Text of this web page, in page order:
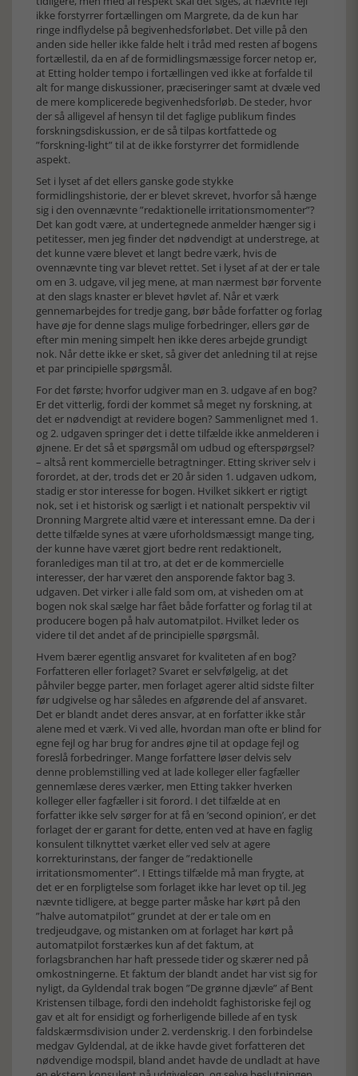
ikke forstyrrer fortællingen om Margrete, da de kun har
ringe indflydelse på begivenhedsforløbet. Det ville på den
anden side heller ikke falde helt i tråd med resten af bogens
fortællestil, da en af de formidlingsmæssige forcer netop er,
at Etting holder tempo i fortællingen ved ikke at forfalde til
alt for mange diskussioner, præciseringer samt at dvæle ved
de mere komplicerede begivenhedsforløb. De steder, hvor
der så alligevel af hensyn til det faglige publikum findes
forskningsdiskussion, er de så tilpas kortfattede og
”forskning-light” til at de ikke forstyrrer det formidlende
aspekt.
Set i lyset af det ellers ganske gode stykke
formidlingshistorie, der er blevet skrevet, hvorfor så hænge
sig i den ovennævnte ”redaktionelle irritationsmomenter”?
Det kan godt være, at undertegnede anmelder hænger sig i
petitesser, men jeg finder det nødvendigt at understrege, at
det kunne være blevet et langt bedre værk, hvis de
ovennævnte ting var blevet rettet. Set i lyset af at der er tale
om en 3. udgave, vil jeg mene, at man nærmest bør forvente
at den slags knaster er blevet høvlet af. Når et værk
gennemarbejdes for tredje gang, bør både forfatter og forlag
have øje for denne slags mulige forbedringer, ellers gør de
efter min mening simpelt hen ikke deres arbejde grundigt
nok. Når dette ikke er sket, så giver det anledning til at rejse
et par principielle spørgsmål.
For det første; hvorfor udgiver man en 3. udgave af en bog?
Er det vitterlig, fordi der kommet så meget ny forskning, at
det er nødvendigt at revidere bogen? Sammenlignet med 1.
og 2. udgaven springer det i dette tilfælde ikke anmelderen i
øjnene. Er det så et spørgsmål om udbud og efterspørgsel?
– altså rent kommercielle betragtninger. Etting skriver selv i
forordet, at der, trods det er 20 år siden 1. udgaven udkom,
stadig er stor interesse for bogen. Hvilket sikkert er rigtigt
nok, set i et historisk og særligt i et nationalt perspektiv vil
Dronning Margrete altid være et interessant emne. Da der i
dette tilfælde synes at være uforholdsmæssigt mange ting,
der kunne have været gjort bedre rent redaktionelt,
foranlediges man til at tro, at det er de kommercielle
interesser, der har været den ansporende faktor bag 3.
udgaven. Det virker i alle fald som om, at visheden om at
bogen nok skal sælge har fået både forfatter og forlag til at
producere bogen på halv automatpilot. Hvilket leder os
videre til det andet af de principielle spørgsmål.
Hvem bærer egentlig ansvaret for kvaliteten af en bog?
Forfatteren eller forlaget? Svaret er selvfølgelig, at det
påhviler begge parter, men forlaget agerer altid sidste filter
før udgivelse og har således en afgørende del af ansvaret.
Det er blandt andet deres ansvar, at en forfatter ikke står
alene med et værk. Vi ved alle, hvordan man ofte er blind for
egne fejl og har brug for andres øjne til at opdage fejl og
foreslå forbedringer. Mange forfattere løser delvis selv
denne problemstilling ved at lade kolleger eller fagfæller
gennemlæse deres værker, men Etting takker hverken
kolleger eller fagfæller i sit forord. I det tilfælde at en
forfatter ikke selv sørger for at få en ’second opinion’, er det
forlaget der er garant for dette, enten ved at have en faglig
konsulent tilknyttet værket eller ved selv at agere
korrekturinstans, der fanger de ”redaktionelle
irritationsmomenter”. I Ettings tilfælde må man frygte, at
det er en forpligtelse som forlaget ikke har levet op til. Jeg
nævnte tidligere, at begge parter måske har kørt på den
”halve automatpilot” grundet at der er tale om en
tredjeudgave, og mistanken om at forlaget har kørt på
automatpilot forstærkes kun af det faktum, at
forlagsbranchen har haft pressede tider og skærer ned på
omkostningerne. Et faktum der blandt andet har vist sig for
nyligt, da Gyldendal trak bogen ”De grønne djævle” af Bent
Kristensen tilbage, fordi den indeholdt faghistoriske fejl og
gav et alt for ensidigt og forherligende billede af en tysk
faldskærmsdivision under 2. verdenskrig. I den forbindelse
medgav Gyldendal, at de ikke havde givet forfatteren det
nødvendige modspil, bland andet havde de undladt at have